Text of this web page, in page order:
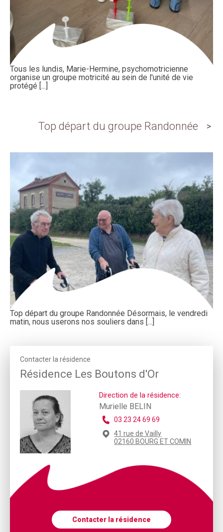
Tous les lundis, Marie-Hermine, psychomotricienne
organise un groupe motricité au sein de l'unité de vie
protégé [...]
Top départ du groupe Randonnée
Top départ du groupe Randonnée Désormais, le vendredi
matin, nous userons nos souliers dans [...]
Contacter la résidence
Résidence Les Boutons d'Or
Direction de la résidence:
Murielle BELIN
03 23 24 69 69
41 rue de Vailly
02160 BOURG ET COMIN
Contacter la résidence